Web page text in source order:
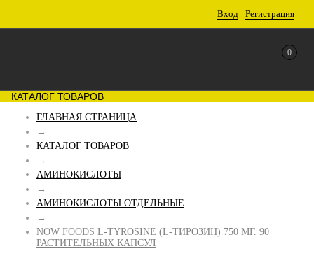
Вход Регистрация
0
КАТАЛОГ ТОВАРОВ
ГЛАВНАЯ СТРАНИЦА
→
КАТАЛОГ ТОВАРОВ
→
АМИНОКИСЛОТЫ
→
АМИНОКИСЛОТЫ ОТДЕЛЬНЫЕ
→
NOW FOODS L-TYROSINE (L-ТИРОЗИН) 750 МГ. 90
РАСТИТЕЛЬНЫХ КАПСУЛ